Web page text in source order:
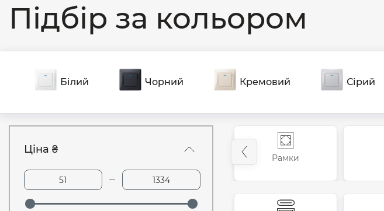
Підбір за кольором
Білий Чорний Кремовий Сірий
Ціна ₴
Рамки